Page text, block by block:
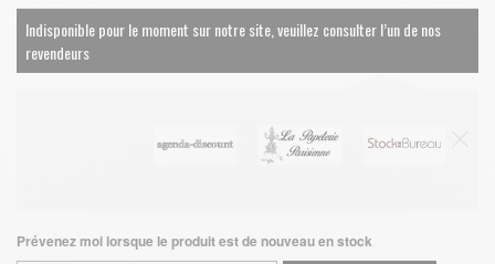
Indisponible pour le moment sur notre site, veuillez consulter l’un de nos
revendeurs
Prévenez moi lorsque le produit est de nouveau en stock